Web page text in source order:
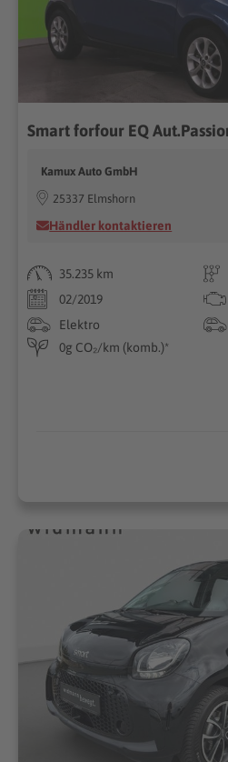
Kamux Auto GmbH
25337 Elmshorn
Händler kontaktieren
35.235 km
02/2019
Elektro
0g CO₂/km (komb.)*